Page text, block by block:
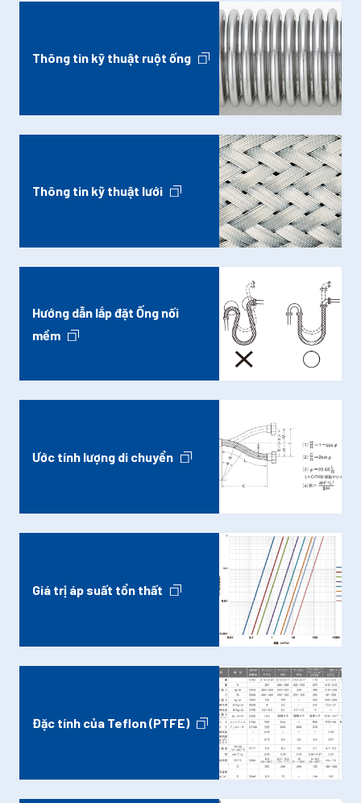
Thông tin kỹ thuật ruột ống
Thông tin kỹ thuật lưới
Hướng dẫn lắp đặt Ống nối
mềm
Ước tính lượng di chuyển
Giá trị áp suất tổn thất
Đặc tính của Teflon (PTFE)